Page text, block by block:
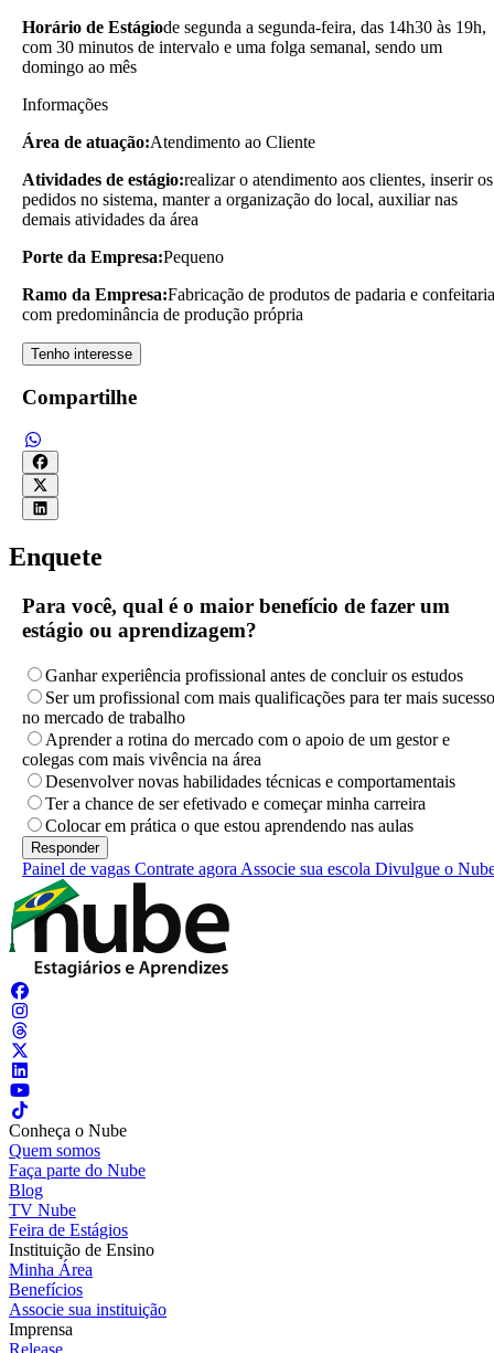
Horário de Estágiode segunda a segunda-feira, das 14h30 às 19h,
com 30 minutos de intervalo e uma folga semanal, sendo um
domingo ao mês
Informações
Área de atuação:Atendimento ao Cliente
Atividades de estágio:realizar o atendimento aos clientes, inserir os
pedidos no sistema, manter a organização do local, auxiliar nas
demais atividades da área
Porte da Empresa:Pequeno
Ramo da Empresa:Fabricação de produtos de padaria e confeitaria
com predominância de produção própria
Tenho interesse
Compartilhe
Enquete
Para você, qual é o maior benefício de fazer um
estágio ou aprendizagem?
Ganhar experiência profissional antes de concluir os estudos
Ser um profissional com mais qualificações para ter mais sucesso
no mercado de trabalho
Aprender a rotina do mercado com o apoio de um gestor e
colegas com mais vivência na área
Desenvolver novas habilidades técnicas e comportamentais
Ter a chance de ser efetivado e começar minha carreira
Colocar em prática o que estou aprendendo nas aulas
Painel de vagas Contrate agora Associe sua escola Divulgue o
Conheça o Nube
Quem somos
Faça parte do Nube
Blog
TV Nube
Feira de Estágios
Instituição de Ensino
Minha Área
Benefícios
Associe sua instituição
Imprensa
Release